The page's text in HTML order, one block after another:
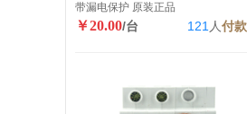
带漏电保护 原装正品
￥20.00/台 121 人付款